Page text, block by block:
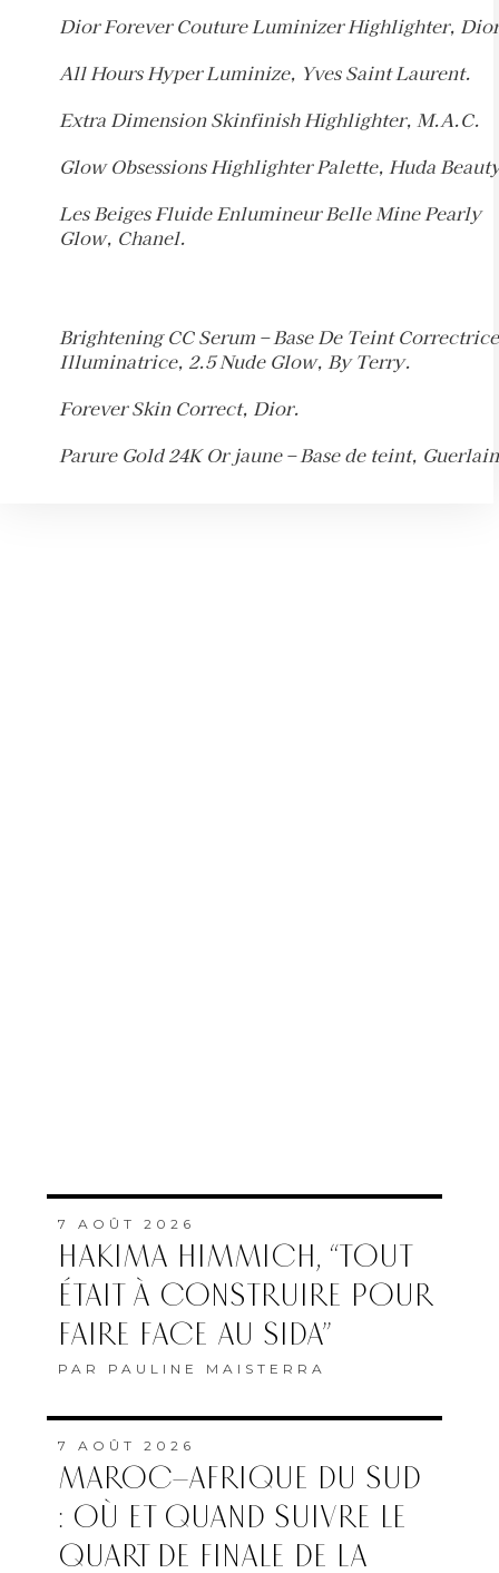
Dior Forever Couture Luminizer Highlighter,
All Hours Hyper Luminize, Yves Saint Laurent.
Extra Dimension Skinfinish Highlighter, M.A.C.
Glow Obsessions Highlighter Palette, Huda
Les Beiges Fluide Enlumineur Belle Mine Pearly
Glow, Chanel.
Brightening CC Serum – Base De Teint Correctrice
Illuminatrice, 2.5 Nude Glow, By Terry.
Forever Skin Correct, Dior.
Parure Gold 24K Or jaune – Base de teint,
7 AOÛT 2026
HAKIMA HIMMICH, “TOUT
ÉTAIT À CONSTRUIRE POUR
FAIRE FACE AU SIDA”
PAR PAULINE MAISTERRA
7 AOÛT 2026
MAROC–AFRIQUE DU SUD
: OÙ ET QUAND SUIVRE LE
QUART DE FINALE DE LA